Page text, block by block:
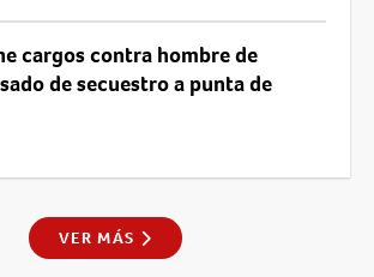
cargos contra hombre de
de secuestro a punta de
VER MÁS